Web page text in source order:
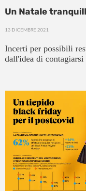
Un Natale
13 DICEMBRE 2021
Incerti per possibili
dall'idea di